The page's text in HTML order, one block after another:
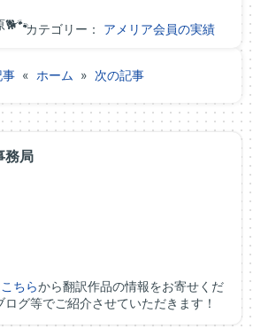
🐕🐾カテゴリー： アメリア会員の実績
事 « ホーム » 次の記事
務局
こちらから翻訳作品の情報をお寄せくだ
グ等でご紹介させていただきます！